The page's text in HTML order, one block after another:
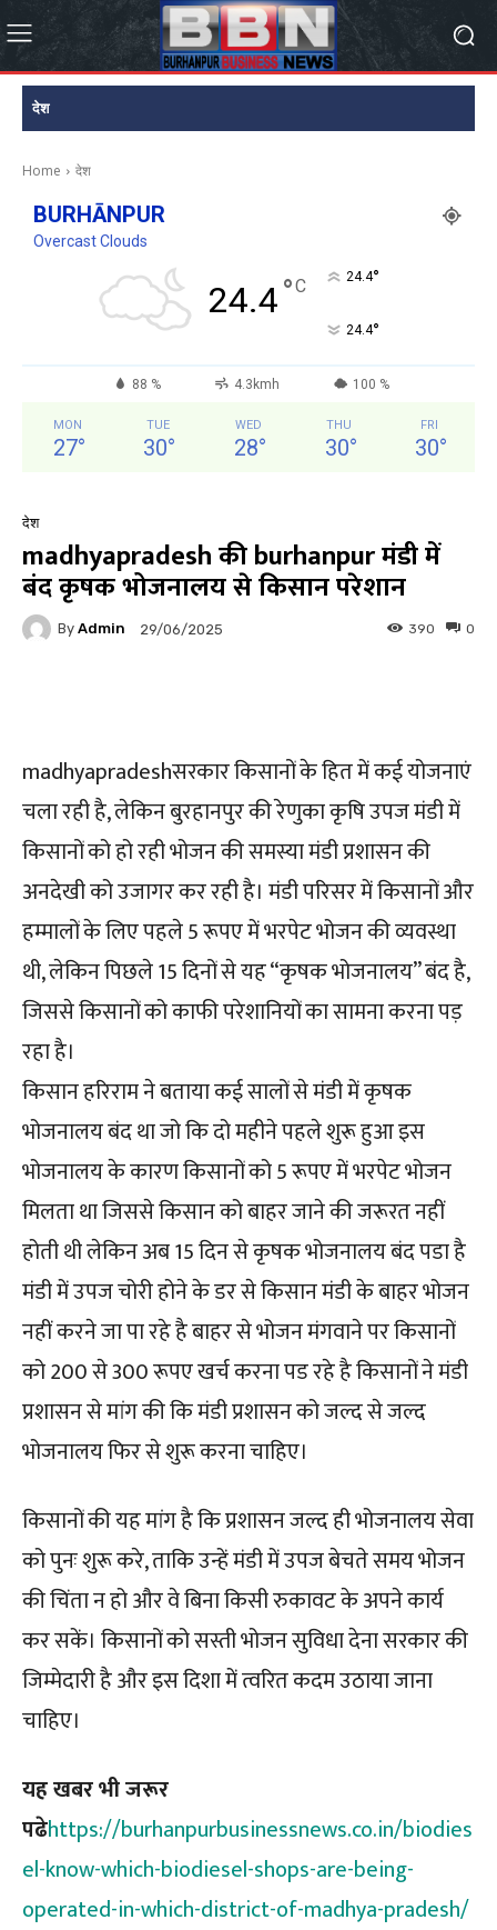
देश
Home देश
BURHĀNPUR
Overcast Clouds
24.4°C 24.4°
24.4°
88 % 4.3kmh 100 %
MON
27°
TUE
30°
WED
28°
THU
30°
FRI
30°
देश
madhyapradesh की burhanpur मंडी में
बंद कृषक भोजनालय से किसान परेशान
By Admin 29/06/2025 0
390
madhyapradeshसरकार किसानों के हित में कई योजनाएं
चला रही है, लेकिन बुरहानपुर की रेणुका कृषि उपज मंडी में
किसानों को हो रही भोजन की समस्या मंडी प्रशासन की
अनदेखी को उजागर कर रही है। मंडी परिसर में किसानों और
हम्मालों के लिए पहले 5 रूपए में भरपेट भोजन की व्यवस्था
थी, लेकिन पिछले 15 दिनों से यह “कृषक भोजनालय” बंद है,
जिससे किसानों को काफी परेशानियों का सामना करना पड़
रहा है।
किसान हरिराम ने बताया कई सालों से मंडी में कृषक
भोजनालय बंद था जो कि दो महीने पहले शुरू हुआ इस
भोजनालय के कारण किसानों को 5 रूपए में भरपेट भोजन
मिलता था जिससे किसान को बाहर जाने की जरूरत नहीं
होती थी लेकिन अब 15 दिन से कृषक भोजनालय बंद पडा है
मंडी में उपज चोरी होने के डर से किसान मंडी के बाहर भोजन
नहीं करने जा पा रहे है बाहर से भोजन मंगवाने पर किसानों
को 200 से 300 रूपए खर्च करना पड रहे है किसानों ने मंडी
प्रशासन से मांग की कि मंडी प्रशासन को जल्द से जल्द
भोजनालय फिर से शुरू करना चाहिए।
किसानों की यह मांग है कि प्रशासन जल्द ही भोजनालय सेवा
को पुनः शुरू करे, ताकि उन्हें मंडी में उपज बेचते समय भोजन
की चिंता न हो और वे बिना किसी रुकावट के अपने कार्य
कर सकें। किसानों को सस्ती भोजन सुविधा देना सरकार की
जिम्मेदारी है और इस दिशा में त्वरित कदम उठाया जाना
चाहिए।
यह खबर भी जरूर
पढेhttps://burhanpurbusinessnews.co.in/biodies
el-know-which-biodiesel-shops-are-being-
operated-in-which-district-of-madhya-pradesh/